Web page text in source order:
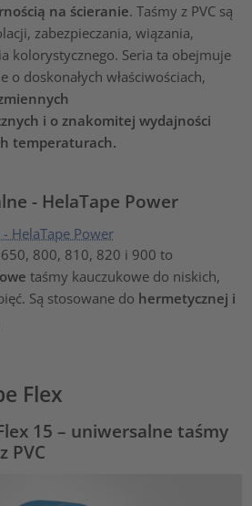
na ścieranie. Taśmy z PVC są
zabezpieczania, wiązania,
kolorystycznego. Seria ta obejmuje
o doskonałych właściwościach,
i o znakomitej wydajności
temperaturach.
- HelaTape Power
800, 810, 820 i 900 to
taśmy kauczukowe do niskich,
Są stosowane do hermetycznej i
Flex
15 – uniwersalne taśmy
PVC